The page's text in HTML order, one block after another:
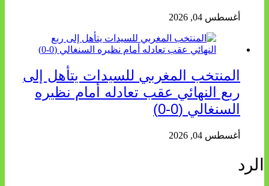
أغسطس 04, 2026
المنتخب المغربي للسيدات يتأهل إلى
ربع النهائي عقب تعادله أمام نظيره
السنغالي (0-0)
أغسطس 04, 2026
الرد